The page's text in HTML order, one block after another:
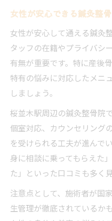
女性が安心できる鍼灸整
女性が安心して通える鍼灸
タッフの在籍やプライバシ
有無が重要です。特に産後
特有の悩みに対応したメニ
しましょう。
桜並木駅周辺の鍼灸整骨院
個室対応、カウンセリング
を受けられる工夫が進んで
身に相談に乗ってもらえた
た」といった口コミも多く
注意点として、施術者が国
生管理が徹底されているか